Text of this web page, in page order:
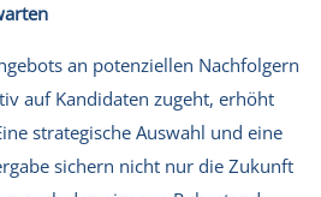
an potenziellen Nachfolgern
auf Kandidaten zugeht, erhöht
strategische Auswahl und eine
sichern nicht nur die Zukunft